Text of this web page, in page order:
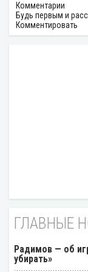
Комментарии
Будь первым и
Комментировать
ГЛАВНЫЕ
Радимов — об
убирать»